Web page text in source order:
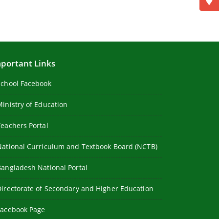
Links
Facebook
of Education
Portal
Curriculum and Textbook Board (NCTB)
National Portal
of Secondary and Higher Education
Page